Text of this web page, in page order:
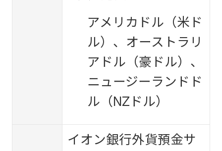
アメリカドル（米ド
ル）、オーストラリ
アドル（豪ドル）、
ニュージーランドド
ル（NZドル）
イオン銀行外貨預金サ